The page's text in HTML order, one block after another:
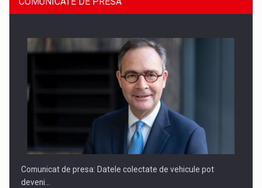
ROOTED IN ROMANIA, BUILT TO DELIVER TECHNOLOGY FOR
Comunicat de presa: Datele colectate de vehicule pot
deveni…